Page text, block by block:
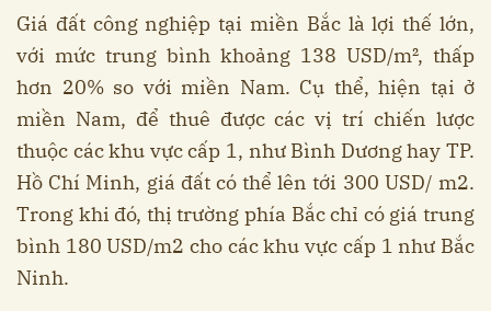
Giá đất công nghiệp tại miền Bắc là lợi thế lớn,
với mức trung bình khoảng 138 USD/m², thấp
hơn 20% so với miền Nam. Cụ thể, hiện tại ở
miền Nam, để thuê được các vị trí chiến lược
thuộc các khu vực cấp 1, như Bình Dương hay TP.
Hồ Chí Minh, giá đất có thể lên tới 300 USD/ m2.
Trong khi đó, thị trường phía Bắc chỉ có giá trung
bình 180 USD/m2 cho các khu vực cấp 1 như Bắc
Ninh.